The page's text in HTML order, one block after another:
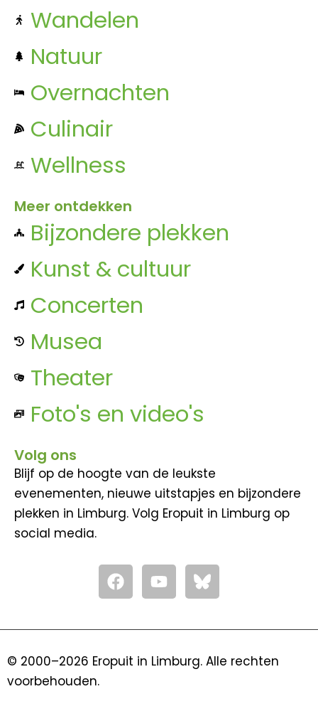
Wandelen
Natuur
Overnachten
Culinair
Wellness
Meer ontdekken
Bijzondere plekken
Kunst & cultuur
Concerten
Musea
Theater
Foto's en video's
Volg ons
Blijf op de hoogte van de leukste
evenementen, nieuwe uitstapjes en bijzondere
plekken in Limburg. Volg Eropuit in Limburg op
social media.
F
a
c
e
o
Y
o
u
t
b
© 2000–2026 Eropuit in Limburg. Alle rechten
voorbehouden.